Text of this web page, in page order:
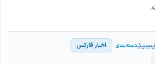
اخبار فارکس